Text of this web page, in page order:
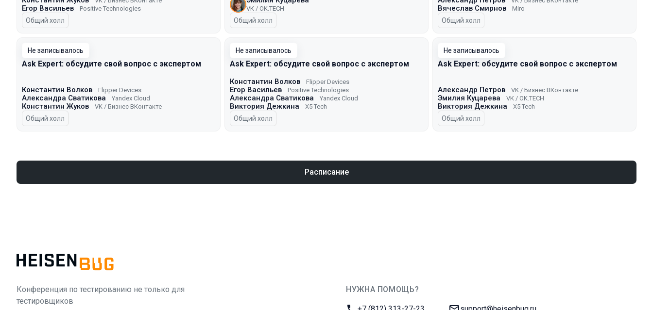
Егор Васильев Positive Technologies
Общий холл
VK / ОK.TECH
Общий холл
Вячеслав Смирнов Miro
Общий холл
Не записывалось
Ask Expert: обсудите свой вопрос с экспертом
Константин Волков Flipper Devices
Александра Сватикова Yandex Cloud
Константин Жуков VK / Бизнес ВКонтакте
Общий холл
Не записывалось
Ask Expert: обсудите свой вопрос с экспертом
Константин Волков Flipper Devices
Егор Васильев Positive Technologies
Александра Сватикова Yandex Cloud
Виктория Дежкина X5 Tech
Общий холл
Не записывалось
Ask Expert: обсудите свой вопрос с экспертом
Александр Петров VK / Бизнес ВКонтакте
Эмилия Куцарева VK / ОK.TECH
Виктория Дежкина X5 Tech
Общий холл
Расписание
Конференция по тестированию не только для
тестировщиков
НУЖНА ПОМОЩЬ?